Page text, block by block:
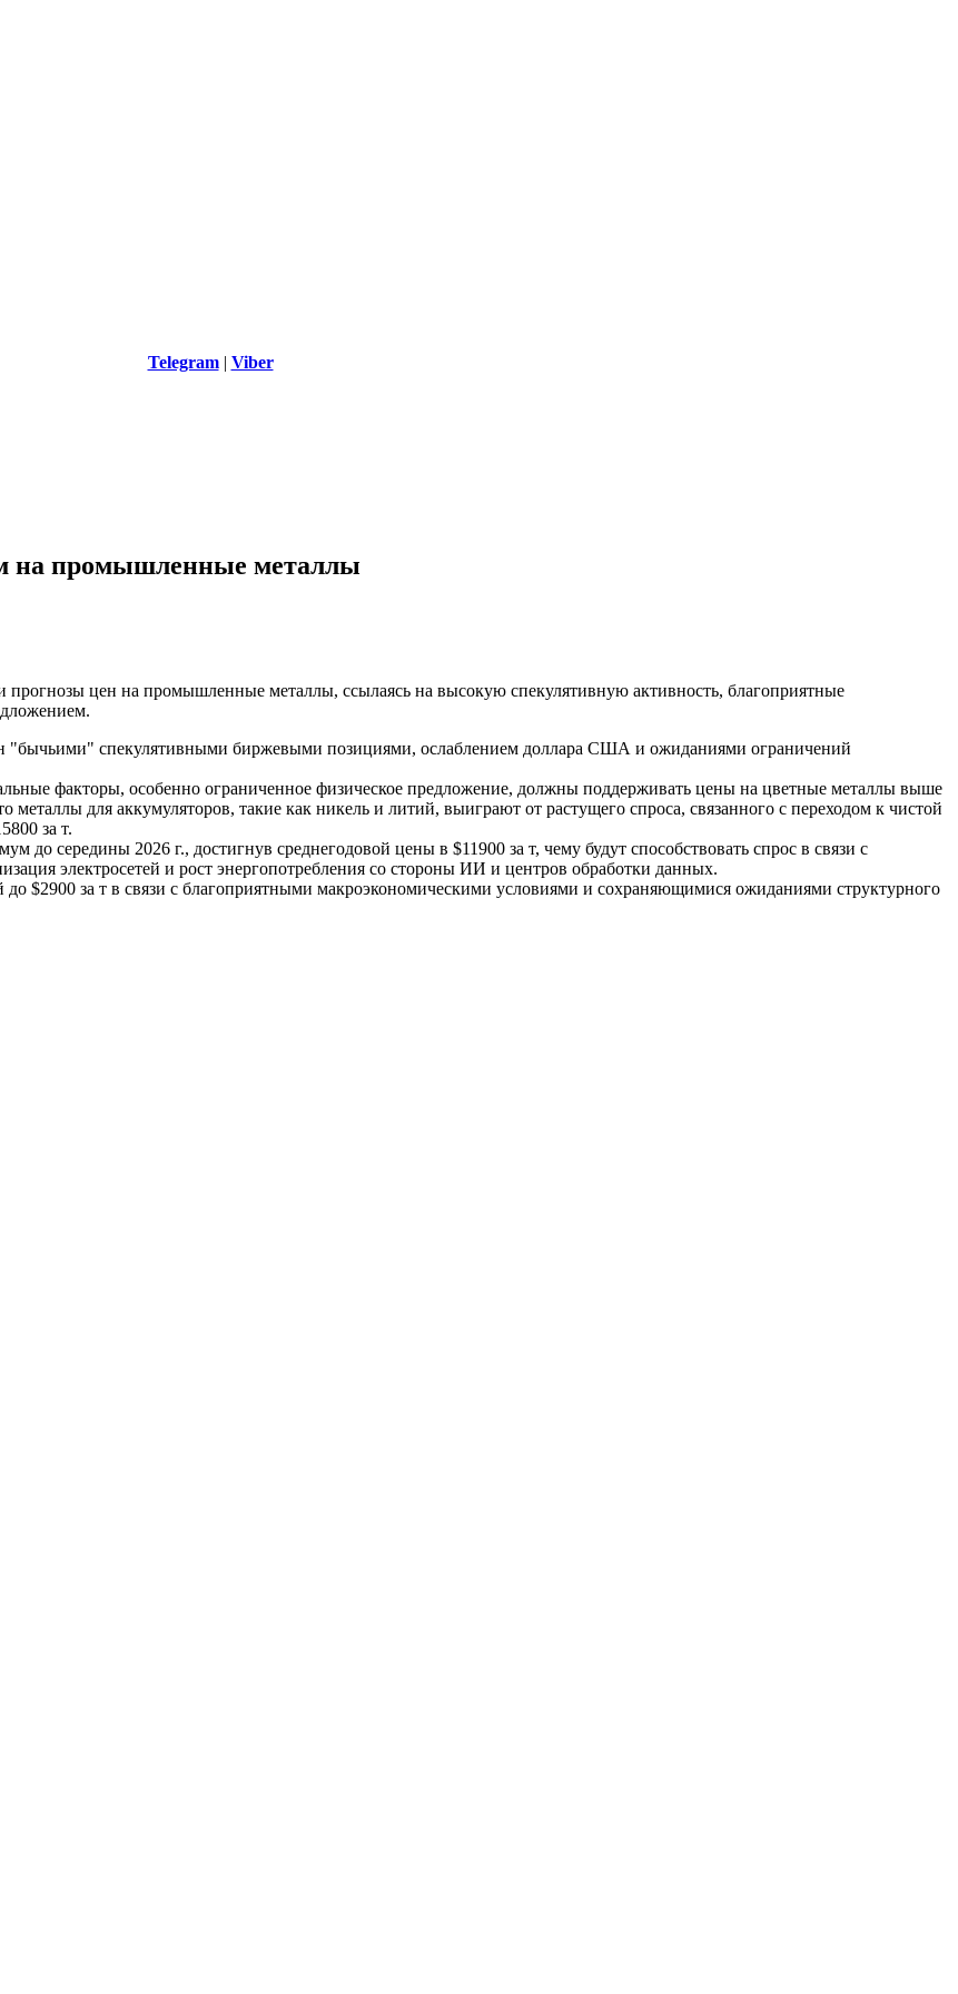
Telegram| Viber
на промышленные металлы
прогнозы цен на промышленные металлы, ссылаясь на высокую спекулятивную активность, благоприятные
"бычьими" спекулятивными биржевыми позициями, ослаблением доллара США и ожиданиями ограничений
факторы, особенно ограниченное физическое предложение, должны поддерживать цены на цветные металлы выше
для аккумуляторов, такие как никель и литий, выиграют от растущего спроса, связанного с переходом к чистой
за т.
середины 2026 г., достигнув среднегодовой цены в $11900 за т, чему будут способствовать спрос в связи с
электросетей и рост энергопотребления со стороны ИИ и центров обработки данных.
$2900 за т в связи с благоприятными макроэкономическими условиями и сохраняющимися ожиданиями структурного